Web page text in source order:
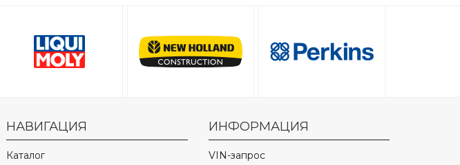
НАВИГАЦИЯ
Каталог
ИНФОРМАЦИЯ
VIN-запрос